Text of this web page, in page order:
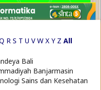
R S T U V W X Y Z All
Bali
Banjarmasin
Sains dan Kesehatan